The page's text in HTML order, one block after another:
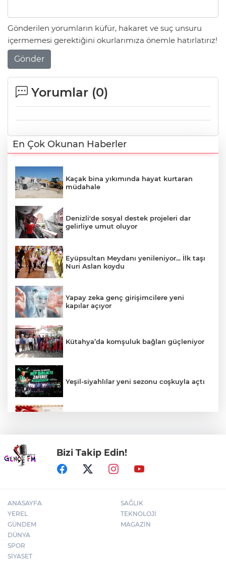
Gönderilen yorumların küfür, hakaret ve suç unsuru
içermemesi gerektiğini okurlarımıza önemle hatırlatırız!
Gönder
Yorumlar (0)
En Çok Okunan Haberler
Kaçak bina yıkımında hayat kurtaran
müdahale
Denizli'de sosyal destek projeleri dar
gelirliye umut oluyor
Eyüpsultan Meydanı yenileniyor... İlk taşı
Nuri Aslan koydu
Yapay zeka genç girişimcilere yeni
kapılar açıyor
Kütahya’da komşuluk bağları güçleniyor
Yeşil-siyahlılar yeni sezonu coşkuyla açtı
Anadolu Dostluk Rallisi'nde ilk yarı
tamamlandı
Bizi Takip Edin!
ANASAYFA
YEREL
GÜNDEM
DÜNYA
SPOR
SİYASET
SAĞLIK
TEKNOLOJİ
MAGAZİN